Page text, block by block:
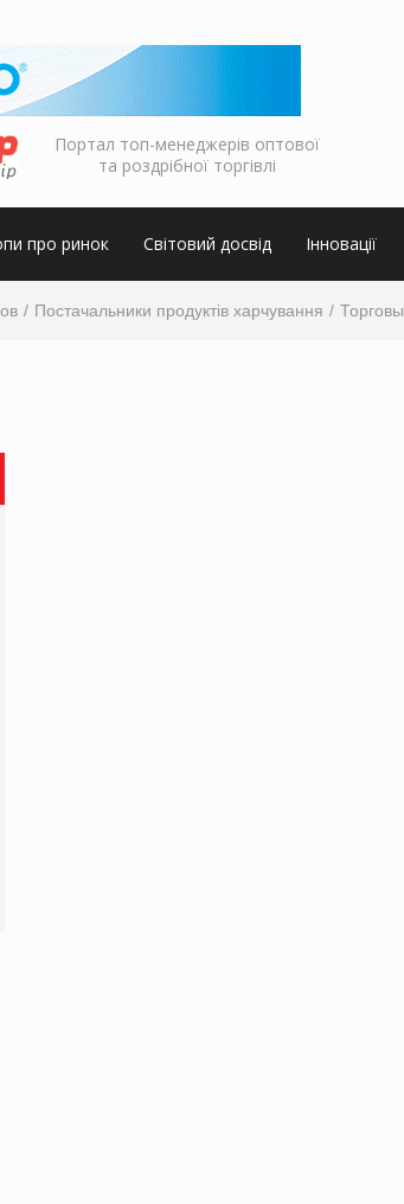
Портал топ-менеджерів оптової
та роздрібної торгівлі
про ринок Світовий досвід Інновації
Постачальники продуктів харчування